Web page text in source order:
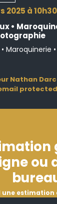
2025 à 10h30
•
Maroquinerie
Nathan
ou
une